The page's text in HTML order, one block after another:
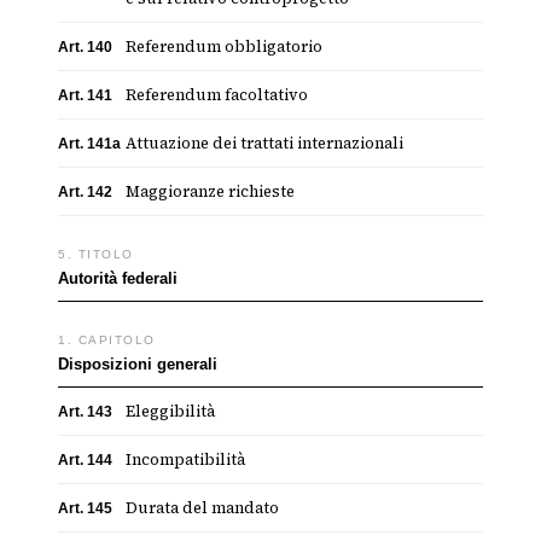
Art. 140 Referendum obbligatorio
Art. 141 Referendum facoltativo
Art. 141a Attuazione dei trattati internazionali
Art. 142 Maggioranze richieste
5. TITOLO
Autorità federali
1. CAPITOLO
Disposizioni generali
Art. 143 Eleggibilità
Art. 144 Incompatibilità
Art. 145 Durata del mandato